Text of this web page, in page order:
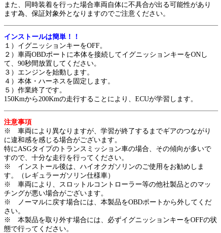
また、同時装着を行った場合車両自体に不具合が出る可能性があり
ます為、保証対象外となりますのでご注意ください。
インストールは簡単！！
１）イグニッションキーをOFF。
２）車両OBDポートに本体を接続してイグニッションキーをONし
て、90秒間放置してください。
３）エンジンを始動します。
４）本体・ハーネスを固定します。
５）作業終了です。
150Kmから200Kmの走行することにより、ECUが学習します。
注意事項
※ 車両により異なりますが、学習が終了するまでギアのつながり
に違和感を感じる場合がございます。
特にASGタイプのトランスミッション車の場合、その傾向が多いで
すので、十分な走行を行ってください。
※ インストール後は、ハイオクガソリンのご使用をお勧めしま
す。（レギュラーガソリン仕様車）
※ 車両により、スロットルコントローラー等の他社製品とのマッ
チングが悪い場合がございます。
※ ノーマルに戻す場合には、本製品をOBDポートから外してくだ
さい。
※ 本製品を取り外す場合には、必ずイグニッションキーをOFFの状
態で行ってください。